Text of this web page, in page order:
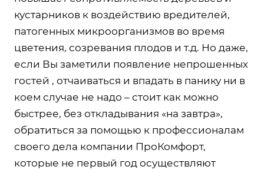
кустарников к воздействию вредителей,
патогенных микроорганизмов во время
цветения, созревания плодов и т.д. Но даже,
если Вы заметили появление непрошенных
гостей , отчаиваться и впадать в панику ни в
коем случае не надо – стоит как можно
быстрее, без откладывания «на завтра»,
обратиться за помощью к профессионалам
своего дела компании ПроКомфорт,
которые не первый год осуществляют